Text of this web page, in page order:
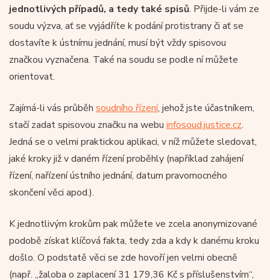
jednotlivých případů, a tedy také spisů. Přijde-li vám ze
soudu výzva, ať se vyjádříte k podání protistrany či ať se
dostavíte k ústnímu jednání, musí být vždy spisovou
značkou vyznačena. Také na soudu se podle ní můžete
orientovat.
Zajímá-li vás průběh soudního řízení, jehož jste účastníkem,
stačí zadat spisovou značku na webu infosoud.justice.cz.
Jedná se o velmi praktickou aplikaci, v níž můžete sledovat,
jaké kroky již v daném řízení proběhly (například zahájení
řízení, nařízení ústního jednání, datum pravomocného
skončení věci apod.).
K jednotlivým krokům pak můžete ve zcela anonymizované
podobě získat klíčová fakta, tedy zda a kdy k danému kroku
došlo. O podstatě věci se zde hovoří jen velmi obecně
(např. „žaloba o zaplacení 31 179,36 Kč s příslušenstvím“,